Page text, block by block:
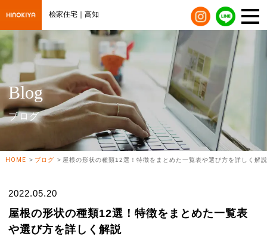
桧家住宅｜高知
Blog
ブログ
HOME ブログ 屋根の形状の種類12選！特徴をまとめた一覧表や選び方を詳しく解
2022.05.20
屋根の形状の種類12選！特徴をまとめた一覧表
や選び方を詳しく解説